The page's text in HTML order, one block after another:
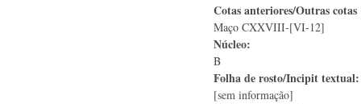
Cotas anteriores/Outras
Maço CXXVIII-[VI-12]
Núcleo:
B
Folha de rosto/Incipit
[sem informação]